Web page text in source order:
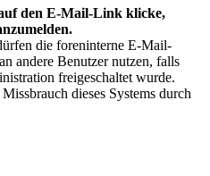
den E-Mail-Link klicke,
die foreninterne E-Mail-
andere Benutzer nutzen, falls
freigeschaltet wurde.
dieses Systems durch